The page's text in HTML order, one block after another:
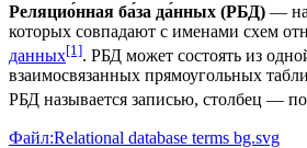
Реляцио́нная ба́за да́нных (РБД) —
которых совпадают с именами схем
данных[1]. РБД может состоять из
взаимосвязанных прямоугольных
РБД называется записью, столбец —
Файл:Relational database terms bg.svg